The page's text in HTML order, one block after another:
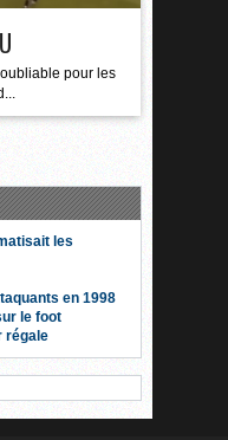
pour les
les
en 1998
le foot
régale